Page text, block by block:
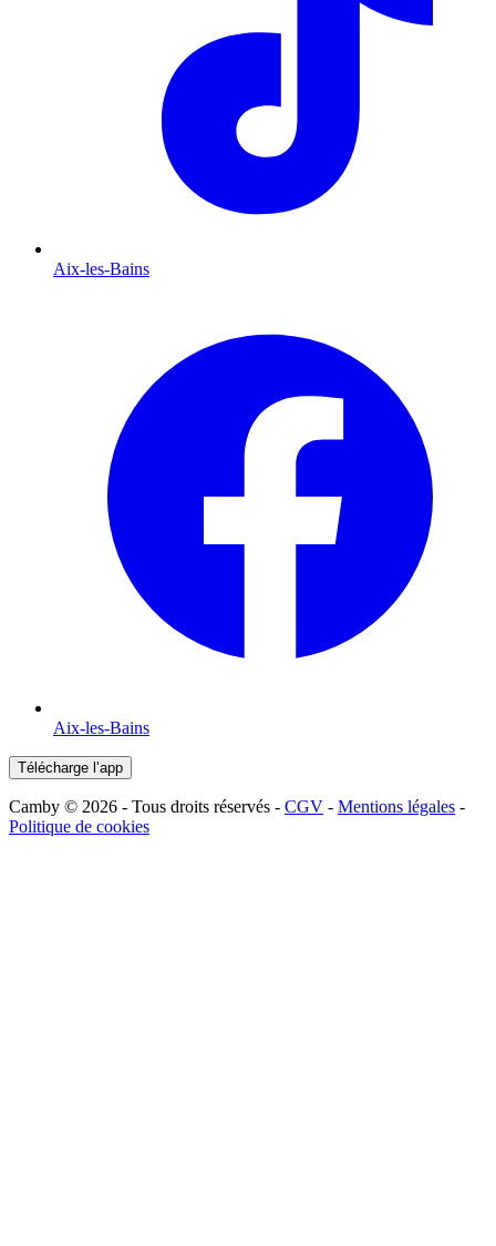
Aix-les-Bains
Aix-les-Bains
Télécharge l’app
Camby © 2026 - Tous droits réservés - CGV - Mentions légales -
Politique de cookies